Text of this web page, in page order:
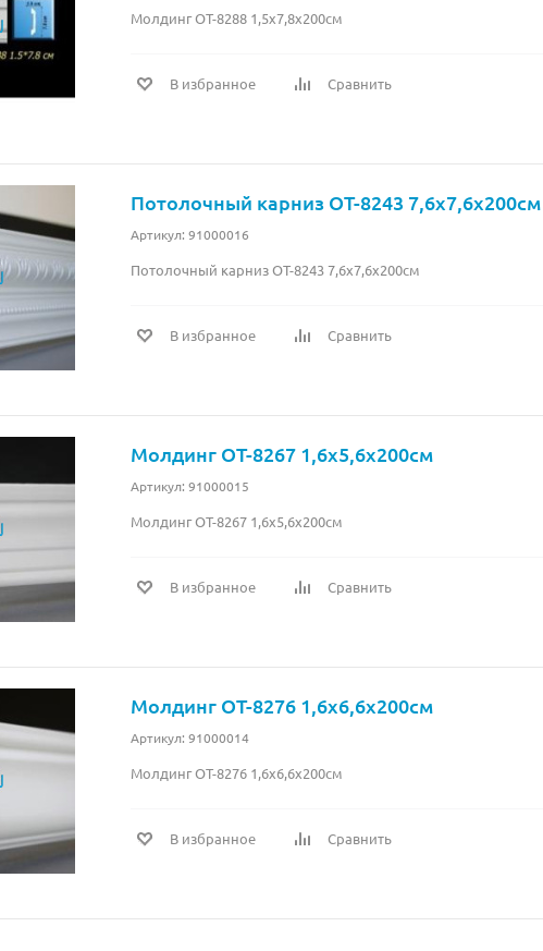
Молдинг OT-8288 1,5x7,8x200см
В избранное Сравнить
Потолочный карниз OT-8243 7,6x7,6x200см
Артикул: 91000016
Потолочный карниз OT-8243 7,6x7,6x200см
В избранное Сравнить
Молдинг OT-8267 1,6x5,6x200см
Артикул: 91000015
Молдинг OT-8267 1,6x5,6x200см
В избранное Сравнить
Молдинг OT-8276 1,6x6,6x200см
Артикул: 91000014
Молдинг OT-8276 1,6x6,6x200см
В избранное Сравнить